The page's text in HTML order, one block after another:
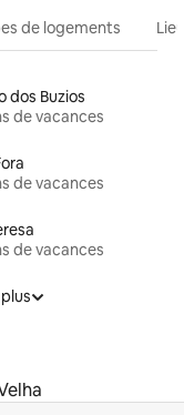
de logements
dos Buzios
de vacances
de vacances
de vacances